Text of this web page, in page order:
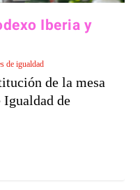
Iberia y
de igualdad
de la mesa
Igualdad de